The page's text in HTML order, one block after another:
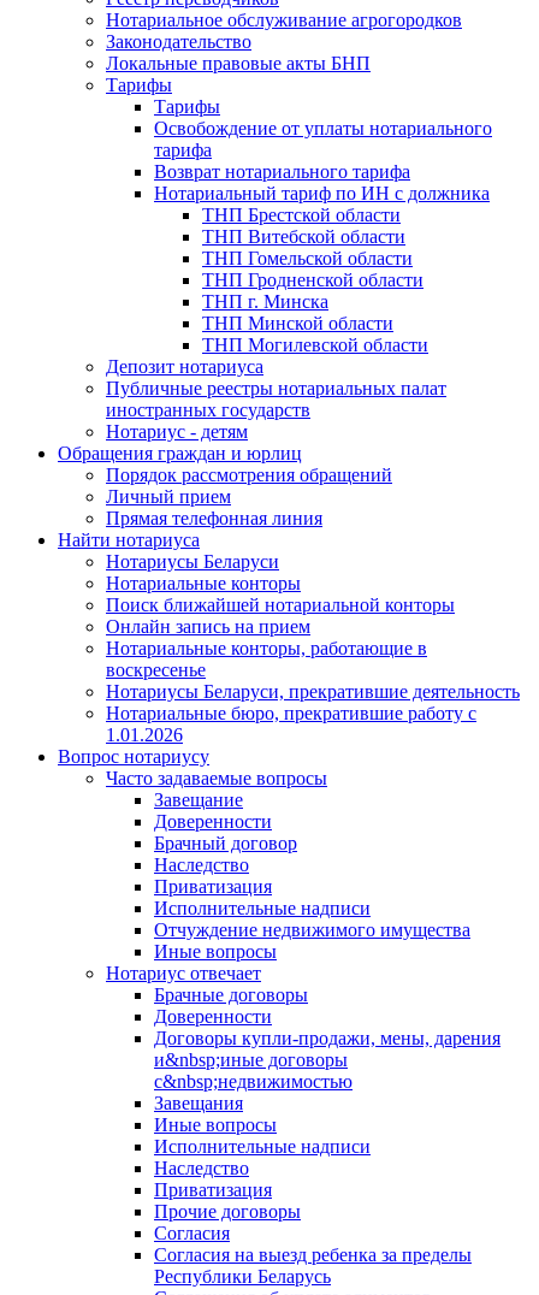
Нотариальное обслуживание агрогородков
Законодательство
Локальные правовые акты БНП
Тарифы
Тарифы
Освобождение от уплаты нотариального
тарифа
Возврат нотариального тарифа
Нотариальный тариф по ИН с должника
ТНП Брестской области
ТНП Витебской области
ТНП Гомельской области
ТНП Гродненской области
ТНП г. Минска
ТНП Минской области
ТНП Могилевской области
Депозит нотариуса
Публичные реестры нотариальных палат
иностранных государств
Нотариус - детям
Обращения граждан и юрлиц
Порядок рассмотрения обращений
Личный прием
Прямая телефонная линия
Найти нотариуса
Нотариусы Беларуси
Нотариальные конторы
Поиск ближайшей нотариальной конторы
Онлайн запись на прием
Нотариальные конторы, работающие в
воскресенье
Нотариусы Беларуси, прекратившие деятельность
Нотариальные бюро, прекратившие работу с
1.01.2026
Вопрос нотариусу
Часто задаваемые вопросы
Завещание
Доверенности
Брачный договор
Наследство
Приватизация
Исполнительные надписи
Отчуждение недвижимого имущества
Иные вопросы
Нотариус отвечает
Брачные договоры
Доверенности
Договоры купли-продажи, мены, дарения
и&nbsp;иные договоры
с&nbsp;недвижимостью
Завещания
Иные вопросы
Исполнительные надписи
Наследство
Приватизация
Прочие договоры
Согласия
Согласия на выезд ребенка за пределы
Республики Беларусь